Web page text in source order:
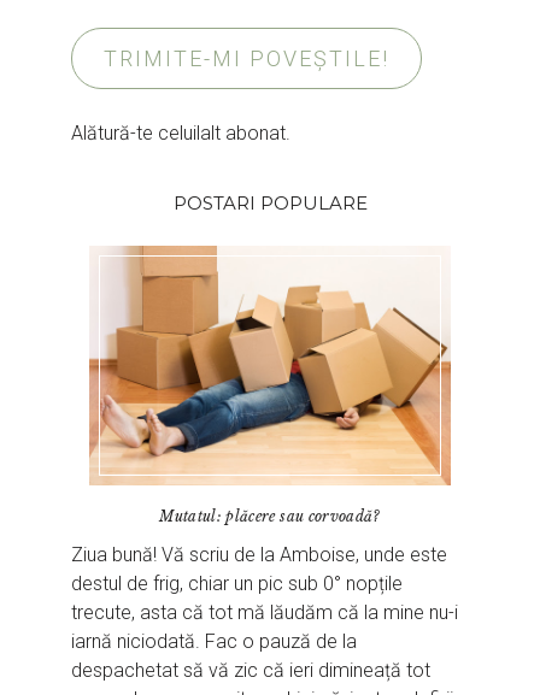
TRIMITE-MI POVEȘTILE!
Alătură-te celuilalt abonat.
POSTARI POPULARE
Mutatul: plăcere sau corvoadă?
Ziua bună! Vă scriu de la Amboise, unde este
destul de frig, chiar un pic sub 0° nopțile
trecute, asta că tot mă lăudăm că la mine nu-i
iarnă niciodată. Fac o pauză de la
despachetat să vă zic că ieri dimineață tot